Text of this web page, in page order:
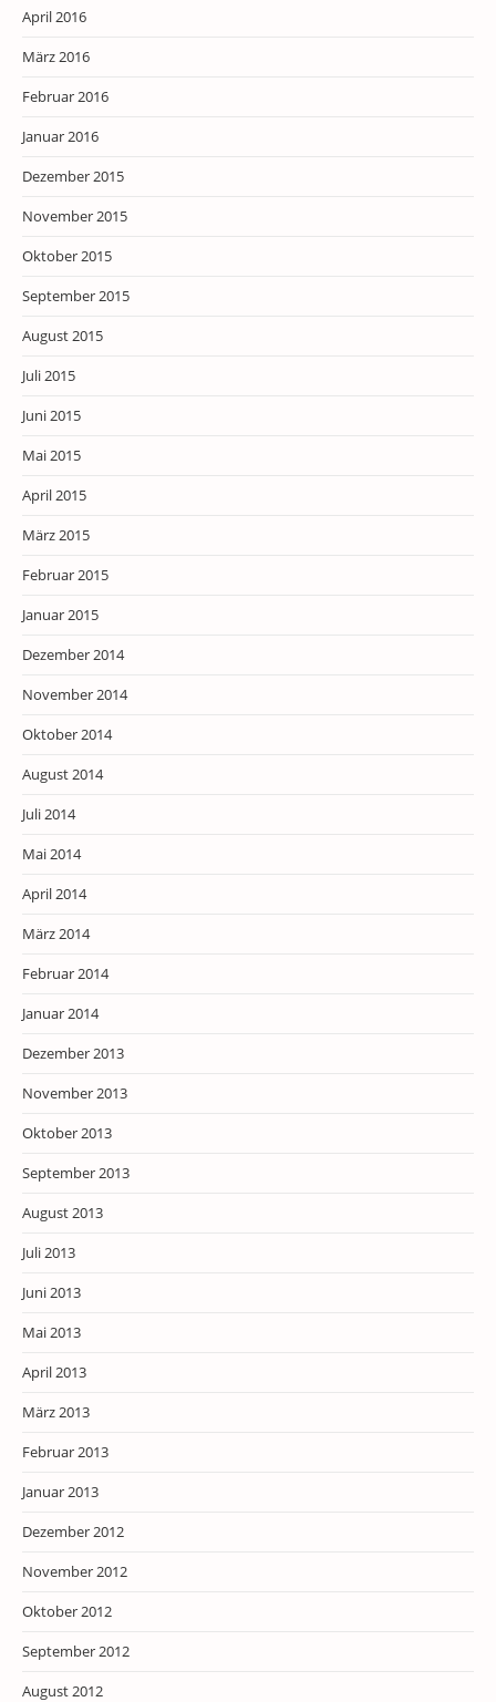
April 2016
März 2016
Februar 2016
Januar 2016
Dezember 2015
November 2015
Oktober 2015
September 2015
August 2015
Juli 2015
Juni 2015
Mai 2015
April 2015
März 2015
Februar 2015
Januar 2015
Dezember 2014
November 2014
Oktober 2014
August 2014
Juli 2014
Mai 2014
April 2014
März 2014
Februar 2014
Januar 2014
Dezember 2013
November 2013
Oktober 2013
September 2013
August 2013
Juli 2013
Juni 2013
Mai 2013
April 2013
März 2013
Februar 2013
Januar 2013
Dezember 2012
November 2012
Oktober 2012
September 2012
August 2012